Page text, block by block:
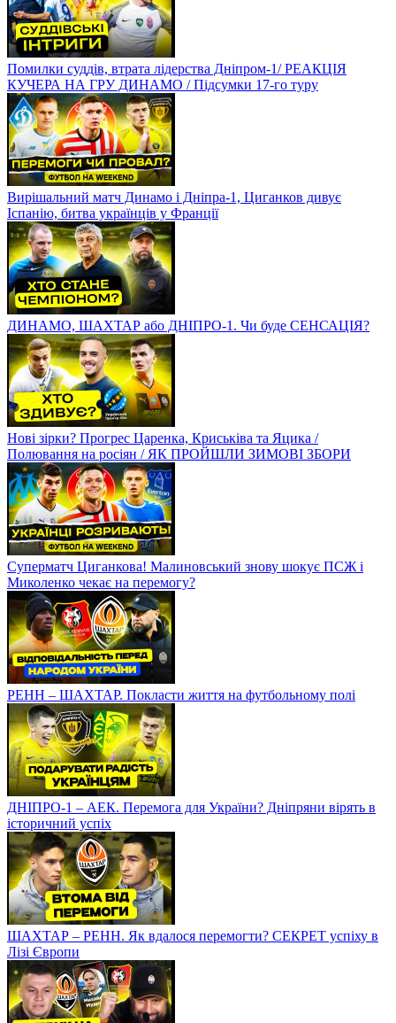
Помилки суддів, втрата лідерства Дніпром-1/ РЕАКЦІЯ
КУЧЕРА НА ГРУ ДИНАМО / Підсумки 17-го туру
Вирішальний матч Динамо і Дніпра-1, Циганков дивує
Іспанію, битва українців у Франції
ДИНАМО, ШАХТАР або ДНІПРО-1. Чи буде СЕНСАЦІЯ?
Нові зірки? Прогрес Царенка, Криськіва та Яцика /
Полювання на росіян / ЯК ПРОЙШЛИ ЗИМОВІ ЗБОРИ
Суперматч Циганкова! Малиновський знову шокує ПСЖ і
Миколенко чекає на перемогу?
РЕНН – ШАХТАР. Покласти життя на футбольному полі
ДНІПРО-1 – АЕК. Перемога для України? Дніпряни вірять в
історичний успіх
ШАХТАР – РЕНН. Як вдалося перемогти? СЕКРЕТ успіху в
Лізі Європи